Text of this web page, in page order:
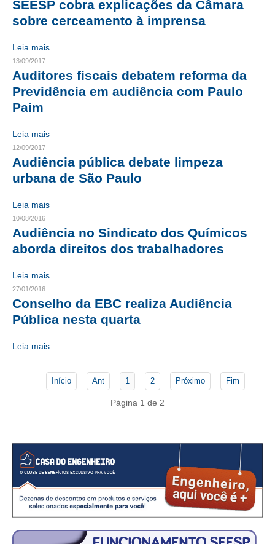
CONTATO
CURSOS
ENGENHEIRO EMPREENDEDOR
BENEFÍCIOS
APOSENTADORIA
CONVÊNIOS
SEESPPREV
CONSÓRCIOS
CAMPANHAS SALARIAIS
COMUNICAÇÃO
PALAVRA DO MURILO
NOTÍCIAS
AGENDA
SEESP NOTÍCIAS
NOTÍCIAS NO WHATSAPP
SEESP cobra explicações da Câmara
sobre cerceamento à imprensa
Leia mais
13/09/2017
Auditores fiscais debatem reforma da
Previdência em audiência com Paulo
Paim
Leia mais
12/09/2017
Audiência pública debate limpeza
urbana de São Paulo
Leia mais
10/08/2016
Audiência no Sindicato dos Químicos
aborda direitos dos trabalhadores
Leia mais
27/01/2016
Conselho da EBC realiza Audiência
Pública nesta quarta
Leia mais
Início Ant 1 2 Próximo Fim
Página 1 de 2